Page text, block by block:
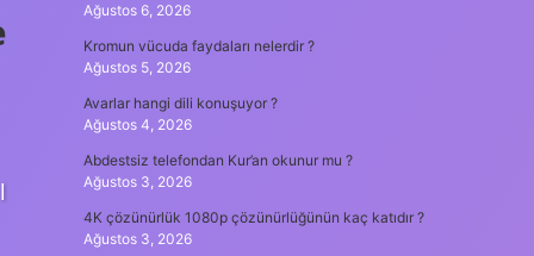
Ağustos 6, 2026
Kromun vücuda faydaları nelerdir ?
Ağustos 5, 2026
Avarlar hangi dili konuşuyor ?
Ağustos 4, 2026
Abdestsiz telefondan Kur’an okunur mu ?
Ağustos 3, 2026
4K çözünürlük 1080p çözünürlüğünün kaç katıdır ?
Ağustos 3, 2026